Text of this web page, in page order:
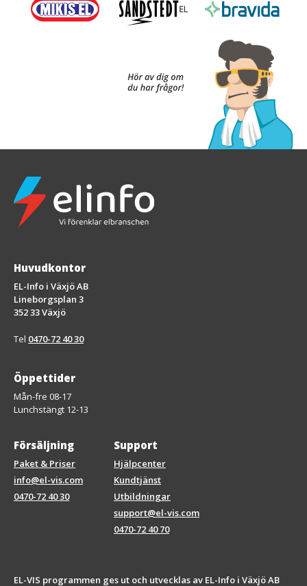
Huvudkontor
EL-Info i Växjö AB
Lineborgsplan 3
352 33 Växjö
Tel 0470-72 40 30
Försäljning
Paket & Priser
info@el-vis.com
0470-72 40 30
Support
Hjälpcenter
Kundtjänst
Utbildningar
support@el-vis.com
0470-72 40 70
Öppettider
Mån-fre 08-17
Lunchstängt 12-13
EL-VIS programmen ges ut och utvecklas av EL-Info i Växjö AB